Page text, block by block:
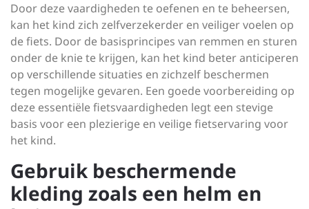
Door deze vaardigheden te oefenen en te beheersen,
kan het kind zich zelfverzekerder en veiliger voelen op
de fiets. Door de basisprincipes van remmen en sturen
onder de knie te krijgen, kan het kind beter anticiperen
op verschillende situaties en zichzelf beschermen
tegen mogelijke gevaren. Een goede voorbereiding op
deze essentiële fietsvaardigheden legt een stevige
basis voor een plezierige en veilige fietservaring voor
het kind.
Gebruik beschermende
kleding zoals een helm en